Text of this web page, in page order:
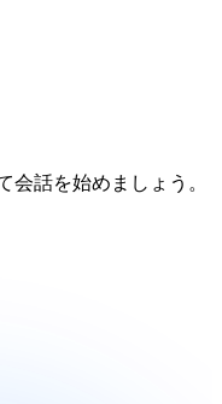
会話を始めましょう。